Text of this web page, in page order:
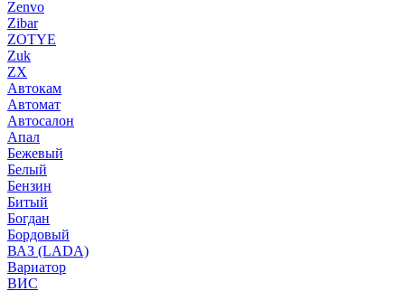
Zenvo
Zibar
ZOTYE
Zuk
ZX
Автокам
Автомат
Автосалон
Апал
Бежевый
Белый
Бензин
Битый
Богдан
Бордовый
ВАЗ (LADA)
Вариатор
ВИС